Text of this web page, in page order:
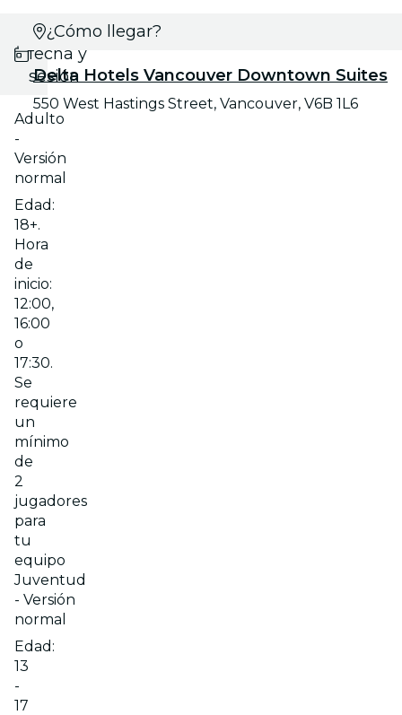
Selecciona
fecha y
sesión
Adulto
-
Versión
normal
Edad:
18+.
Hora
de
inicio:
12:00,
16:00
o
17:30.
Se
requiere
un
mínimo
de
2
jugadores
para
tu
equipo
Juventud
- Versión
normal
Edad:
13
-
17
¿Cómo llegar?
Delta Hotels Vancouver Downtown Suites
550 West Hastings Street, Vancouver, V6B 1L6